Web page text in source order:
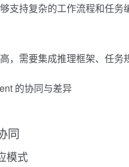
支持复杂的工作流程和任
，需要集成推理框架、任务
同
模式